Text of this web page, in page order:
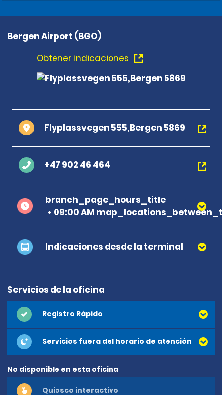
Bergen Airport (BGO)
Obtener indicaciones
Flyplassvegen 555,Bergen 5869
+47 902 46 464
branch_page_hours_title
09:00 AM
Indicaciones desde la terminal
Servicios de la oficina
Registro Rápido
Servicios fuera del horario de atención
No disponible en esta oficina
Quiosco interactivo